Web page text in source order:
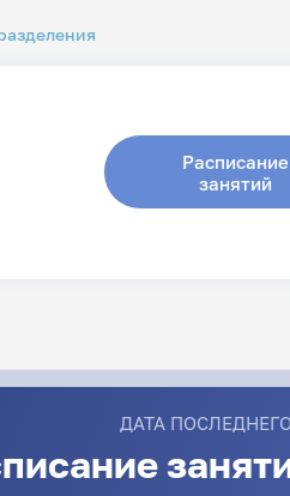
Расписание
занятий
ДАТА